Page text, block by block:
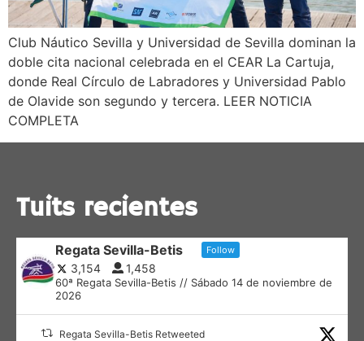
Club Náutico Sevilla y Universidad de Sevilla dominan la
doble cita nacional celebrada en el CEAR La Cartuja,
donde Real Círculo de Labradores y Universidad Pablo
de Olavide son segundo y tercera. LEER NOTICIA
COMPLETA
Tuits recientes
Regata Sevilla-Betis Follow
3,154 1,458
60ª Regata Sevilla-Betis // Sábado 14 de noviembre de
2026
Regata Sevilla-Betis Retweeted